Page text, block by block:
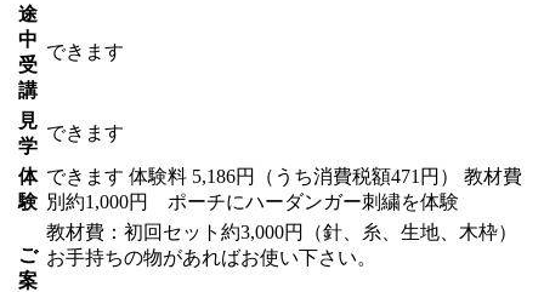
途
中
受
講
できます
見
学
できます
体
験
できます 体験料 5,186円（うち消費税額471円） 教材費
別約1,000円 ポーチにハーダンガー刺繍を体験
ご
案
教材費：初回セット約3,000円（針、糸、生地、木枠）
お手持ちの物があればお使い下さい。